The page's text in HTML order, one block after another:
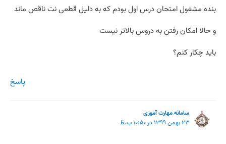
بنده مشغول امتحان درس اول بودم که به دلیل قطعی نت ناقص ماند
و حالا امکان رفتن به دروس بالاتر نیست
باید چکار کنم؟
پاسخ
سامانه مهارت آموزی
۲۳ بهمن ۱۳۹۹ در ۱۰:۵۰ ب.ظ